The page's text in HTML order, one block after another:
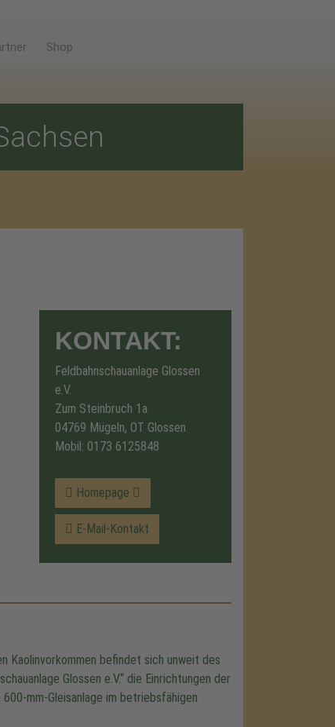
Shop
KONTAKT:
Feldbahnschauanlage Glossen
e.V.
Zum Steinbruch 1a
04769 Mügeln, OT Glossen
Mobil: 0173 6125848
Homepage
E-Mail-Kontakt
Kaolinvorkommen befindet sich unweit des
Glossen e.V.“ die Einrichtungen der
mm-Gleisanlage im betriebsfähigen